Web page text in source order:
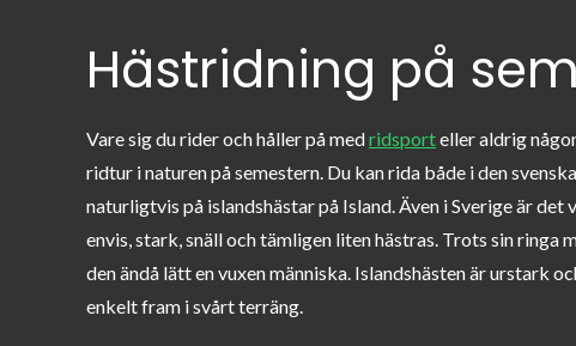
Hästridning på
Vare sig du rider och håller på medridsporteller aldrig
ridtur i naturen på semestern. Du kan rida både i den
naturligtvis på islandshästar på Island. Även i Sverige är
envis, stark, snäll och tämligen liten hästras. Trots sin ringa
den ändå lätt en vuxen människa. Islandshästen är urstark
enkelt fram i svårt terräng.